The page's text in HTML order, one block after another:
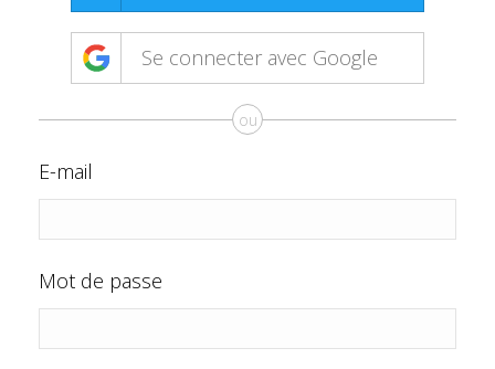
Se connecter avec Google
ou
E-mail
Mot de passe